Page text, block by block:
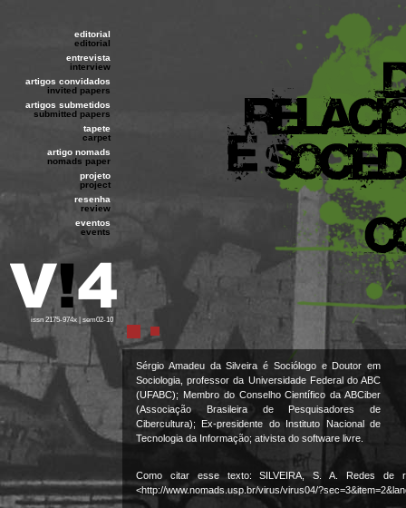
editorial
editorial
entrevista
interview
artigos convidados
invited papers
artigos submetidos
submitted papers
tapete
carpet
artigo nomads
nomads paper
projeto
project
resenha
review
eventos
events
issn 2175-974x | sem02-10
Sérgio Amadeu da Silveira é Sociólogo e Doutor em
Sociologia, professor da Universidade Federal do ABC
(UFABC); Membro do Conselho Científico da ABCiber
(Associação Brasileira de Pesquisadores de
Cibercultura); Ex-presidente do Instituto Nacional de
Tecnologia da Informação; ativista do software livre.
Como citar esse texto: SILVEIRA, S. A. Redes de
<http://www.nomads.usp.br/virus/virus04/